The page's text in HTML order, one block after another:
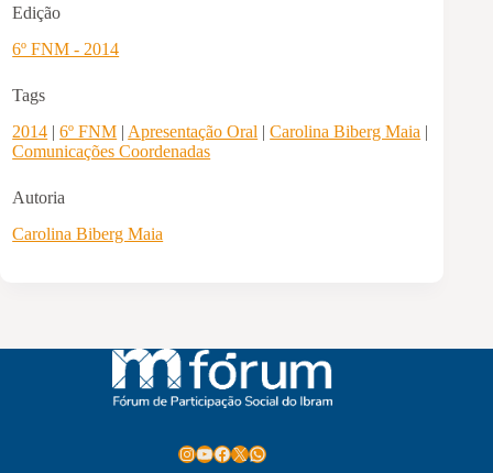
Edição
6º FNM - 2014
Tags
2014 |6º FNM | Apresentação Oral |Carolina Biberg Maia |
Comunicações Coordenadas
Autoria
Carolina Biberg Maia
Instagram
Youtube
Facebook
X WhatsApp